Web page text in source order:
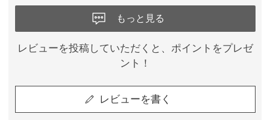
もっと見る
レビューを投稿していただくと、ポイントをプレゼ
ント！
レビューを書く